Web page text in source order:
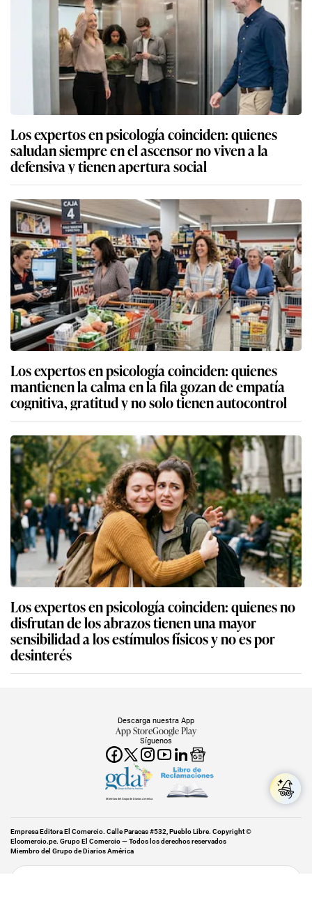
Los expertos en psicología coinciden: quienes
saludan siempre en el ascensor no viven a la
defensiva y tienen apertura social
Los expertos en psicología coinciden: quienes
mantienen la calma en la fila gozan de empatía
cognitiva, gratitud y no solo tienen autocontrol
Los expertos en psicología coinciden: quienes no
disfrutan de los abrazos tienen una mayor
sensibilidad a los estímulos físicos y no es por
desinterés
Síguenos
Descarga nuestra App
App StoreGoogle Play
Miembro del Grupo de Diarios América
Empresa Editora El Comercio. Calle Paracas #532, Pueblo Libre. Copyright ©
Elcomercio.pe. Grupo El Comercio — Todos los derechos reservados
Miembro del Grupo de Diarios América